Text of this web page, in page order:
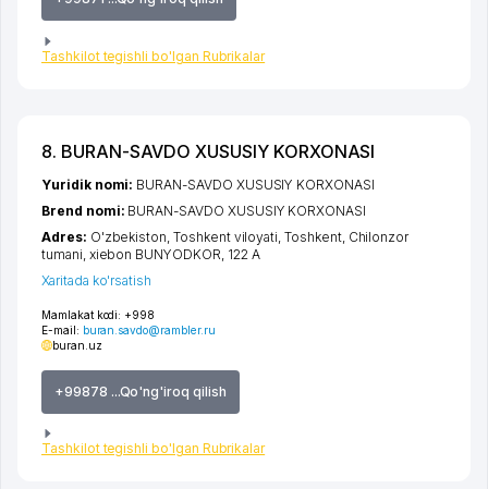
Tashkilot tegishli bo'lgan Rubrikalar
8. BURAN-SAVDO XUSUSIY KORXONASI
Mamlakat kodi: +998
E-mail: buran.savdo@rambler.ru
buran.uz
+99878 ...Qo'ng'iroq qilish
Tashkilot tegishli bo'lgan Rubrikalar
Yuridik nomi: BURAN-SAVDO XUSUSIY KORXONASI
Brend nomi: BURAN-SAVDO XUSUSIY KORXONASI
Adres: O'zbekiston,Toshkent viloyati ,Toshkent, Chilonzor
tumani xiеbon BUNYODKOR , 122 A
Xaritada ko'rsatish